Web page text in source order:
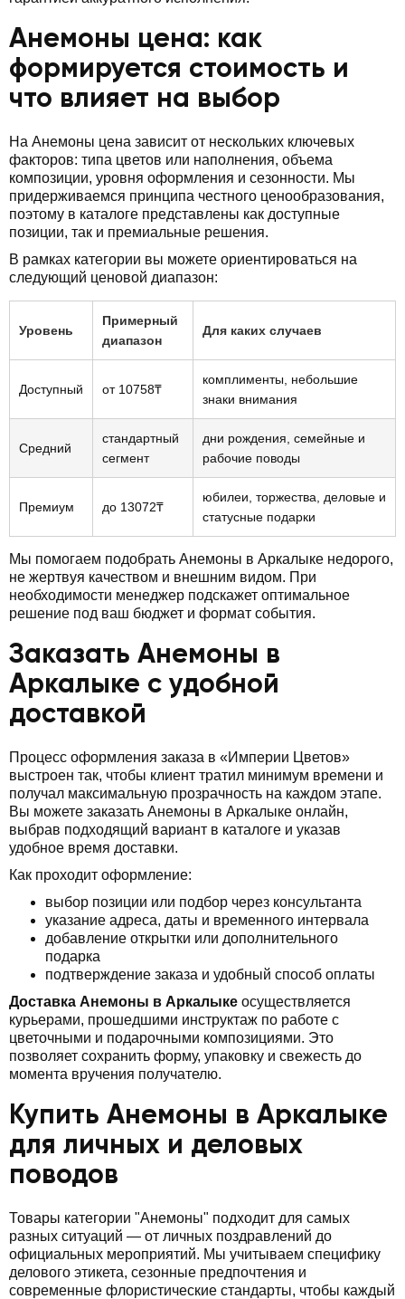
Анемоны цена: как
формируется стоимость и
что влияет на выбор
На Анемоны цена зависит от нескольких ключевых
факторов: типа цветов или наполнения, объема
композиции, уровня оформления и сезонности. Мы
придерживаемся принципа честного ценообразования,
поэтому в каталоге представлены как доступные
позиции, так и премиальные решения.
В рамках категории вы можете ориентироваться на
следующий ценовой диапазон:
Уровень
Примерный
диапазон
Для каких случаев
Доступный от 10758₸
комплименты, небольшие
знаки внимания
Средний
стандартный
сегмент
дни рождения, семейные и
рабочие поводы
Премиум до 13072₸
юбилеи, торжества, деловые и
статусные подарки
Мы помогаем подобрать Анемоны в Аркалыке недорого,
не жертвуя качеством и внешним видом. При
необходимости менеджер подскажет оптимальное
решение под ваш бюджет и формат события.
Заказать Анемоны в
Аркалыке с удобной
доставкой
Процесс оформления заказа в «Империи Цветов»
выстроен так, чтобы клиент тратил минимум времени и
получал максимальную прозрачность на каждом этапе.
Вы можете заказать Анемоны в Аркалыке онлайн,
выбрав подходящий вариант в каталоге и указав
удобное время доставки.
Как проходит оформление:
выбор позиции или подбор через консультанта
указание адреса, даты и временного интервала
добавление открытки или дополнительного
подарка
подтверждение заказа и удобный способ оплаты
Доставка Анемоны в Аркалыке осуществляется
курьерами, прошедшими инструктаж по работе с
цветочными и подарочными композициями. Это
позволяет сохранить форму, упаковку и свежесть до
момента вручения получателю.
Купить Анемоны в Аркалыке
для личных и деловых
поводов
Товары категории "Анемоны" подходит для самых
разных ситуаций — от личных поздравлений до
официальных мероприятий. Мы учитываем специфику
делового этикета, сезонные предпочтения и
современные флористические стандарты, чтобы каждый